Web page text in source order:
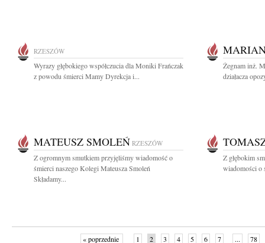
RZESZÓW
Wyrazy głębokiego współczucia dla Moniki Frańczak
z powodu śmierci Mamy Dyrekcja i...
Żegnam inż.
działacza
MATEUSZ SMOLEŃ RZESZÓW
Z ogromnym smutkiem przyjęliśmy wiadomość o
śmierci naszego Kolegi Mateusza Smoleń
Składamy...
Z głębokim
wiadomości o
« poprzednie 1 2 3 4 5 6 7 ... 78